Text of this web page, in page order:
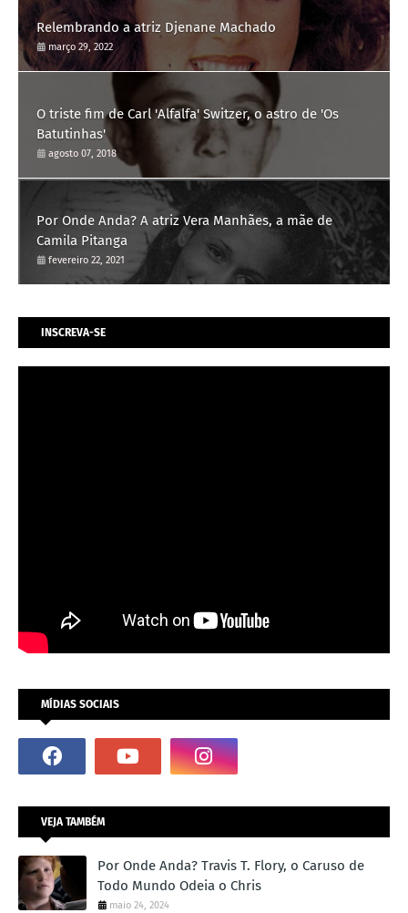
Relembrando a atriz Djenane Machado
março 29, 2022
O triste fim de Carl 'Alfalfa' Switzer, o astro de 'Os
Batutinhas'
agosto 07, 2018
Por Onde Anda? A atriz Vera Manhães, a mãe de
Camila Pitanga
fevereiro 22, 2021
INSCREVA-SE
MÍDIAS SOCIAIS
VEJA TAMBÉM
Por Onde Anda? Travis T. Flory, o Caruso de
Todo Mundo Odeia o Chris
maio 24, 2024